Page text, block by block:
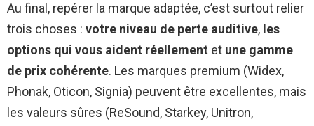
Au final, repérer la marque adaptée, c’est surtout relier
trois choses : votre niveau de perte auditive, les
options qui vous aident réellement et une gamme
de prix cohérente. Les marques premium (Widex,
Phonak, Oticon, Signia) peuvent être excellentes, mais
les valeurs sûres (ReSound, Starkey, Unitron,